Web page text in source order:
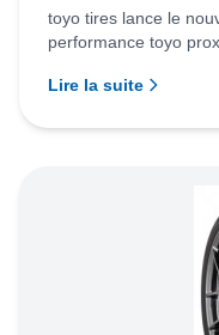
Proxes Sport A/
toyo tires lance le
performance toyo
Lire la suite